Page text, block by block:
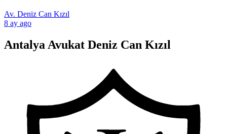
Av. Deniz Can Kızıl
8 ay ago
Antalya Avukat Deniz Can Kızıl